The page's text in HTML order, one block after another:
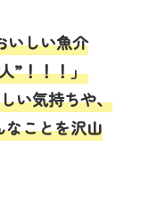
いしい魚介
”！！！」
い気持ちや、
ことを沢山